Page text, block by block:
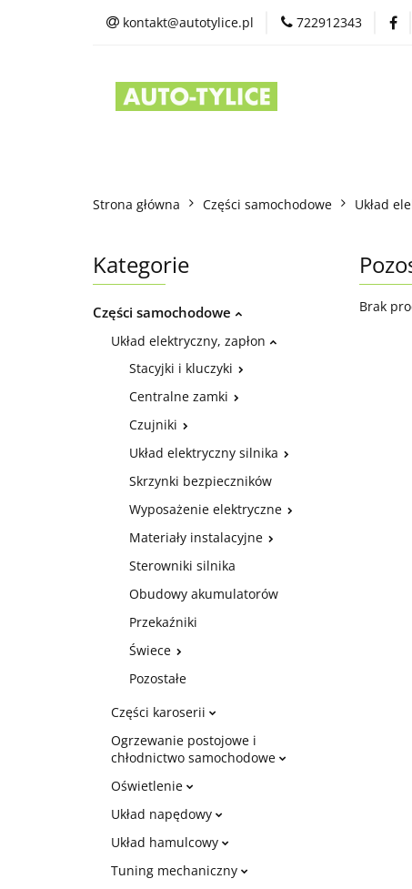
kontakt@autotylice.pl 722912343
Strona główna Części samochodowe Układ
Kategorie
Części samochodowe
Układ elektryczny, zapłon
Stacyjki i kluczyki
Centralne zamki
Czujniki
Układ elektryczny silnika
Skrzynki bezpieczników
Wyposażenie elektryczne
Materiały instalacyjne
Sterowniki silnika
Obudowy akumulatorów
Przekaźniki
Świece
Pozostałe
Części karoserii
Ogrzewanie postojowe i
chłodnictwo samochodowe
Oświetlenie
Układ napędowy
Układ hamulcowy
Tuning mechaniczny
Brak